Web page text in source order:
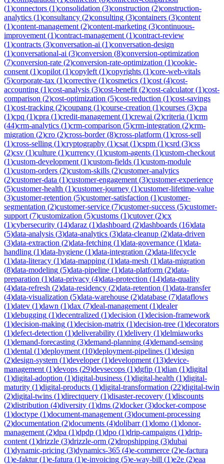
(1)connectors (1)consolidation (3)construction (2)construction-
analytics (1)consultancy (2)consulting (3)containers (3)content
(1)content-management (2)content-marketing (3)continuous-
improvement (1)contract-management (1)contract-review
(1)contracts (3)conversation-ai (1)conversation-design
(1)conversational-ai (3)conversion (8)conversion-optimization
(7)conversion-rate (2)conversion-rate-optimization (1)cookie-
consent (1)copilot (1)copyleft (1)copyrights (1)core-web-vitals
(5)corporate-tax (1)corrective (1)cosmetics (1)cost (4)cost-
accounting (1)cost-analysis (3)cost-benefit (2)cost-calculator(1)cost-
comparison (2)cost-optimization (5)cost-reduction (1)cost-savings
(1)cost-tracking (2)coupang (1)course-creation (1)courses (3)cpa
(1)cpq (1)cpra (1)credit-management (1)crewai (2)criteria (1)crm
(44)crm-analytics (1)crm-comparison (5)crm-integration (2)crm-
migration (2)cro (2)cross-border(8)cross-platform (1)cross-sell
(1)cross-selling (1)cryptography (1)csat (1)cspm (1)csrd (3)css
(2)csv (1)culture (1)currency (1)custom-agents (1)custom-checkout
(1)custom-development (1)custom-fields (1)custom-module
(1)custom-orders (2)custom-skills (2)customer-analytics
(2)customer-data (1)customer-engagement (3)customer-experience
(5)customer-health (1)customer-journey (1)customer-lifetime-value
(3)customer-retention (5)customer-satisfaction (1)customer-
segmentation (2)customer-service (7)customer-success (5)customer-
support (7)customization (5)customs (1)cutover(2)cx
(1)cybersecurity (14)daraz (1)dashboard (2)dashboards (16)data
(5)data-analysis (3)data-analytics (3)data-cleanup (2)data-driven
(3)data-extraction (2)data-fetching (1)data-governance (1)data-
handling (1)data-hygiene (1)data-integration (2)data-lifecycle
(1)data-literacy (1)data-mapping (1)data-mesh (1)data-migration
(8)data-modeling (5)data-pipeline (1)data-platform (2)data-
preparation (1)data-privacy (4)data-protection (14)data-quality
(4)data-refresh (2)data-residency (2)data-retention (1)data-transfer
(4)data-visualization (5)data-warehouse (2)database (7)dataflows
(1)datev (1)dawn (1)dax (7)deal-management (1)dealer
(1)debugging (1)decentralized (1)decision (1)decision-framework
(1)decision-making (1)decision-matrix (1)decision-tree (1)decorators
(1)defect-detection (1)deliverability (1)delivery (1)delmiaworks
(1)demand-forecasting (3)demand-planning (4)demand-sensing
(1)dental (1)deployment (10)deployment-pipelines (1)design
(2)design-system (1)developer(1)development (13)device-
management (1)devops (29)devsecops (1)dgfip (1)dian (1)digital
(1)digital-adoption (1)digital-business (1)digital-health (1)digital-
maturity (1)digital-products (1)digital-transformation (22)digital-twin
(2)digital-twins (1)directquery (1)disaster-recovery (1)discounts
(2)distribution (4)diversity (1)dms (2)docker(3)docker-compose
(1)doctype (1)document-management (3)document-processing
(2)documentation (2)documents (4)dolibarr(1)domo (1)donor-
management (2)dpa (1)dpdp (1)dpo (1)drip-campaigns (1)drip-
content (1)drizzle (3)drizzle-orm (2)dropshipping (3)dubai
(1)dynamic-pricing (3)dynamics-365 (4)e-commerce (2)e-factura
(1)e-faktur(1)e-fatura (1)e-invoicing (5)e-way-bill (1)e2e (2)eaa